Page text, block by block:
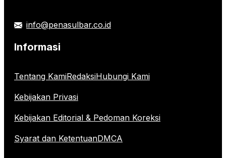
info@penasulbar.co.id
Informasi
Tentang KamiRedaksiHubungi Kami
Kebijakan Privasi
Kebijakan Editorial & Pedoman Koreksi
Syarat dan KetentuanDMCA